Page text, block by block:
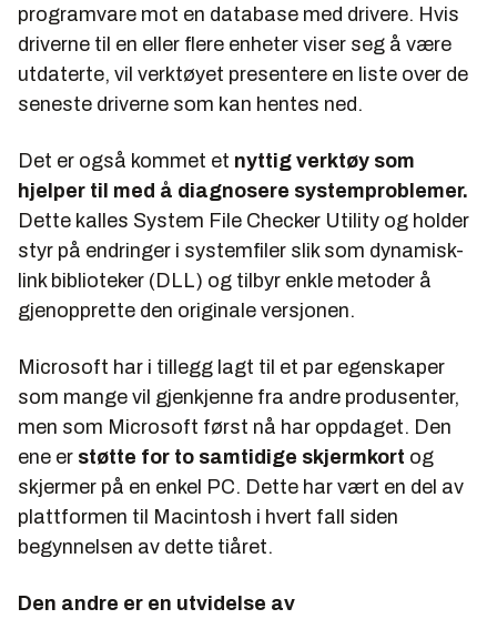
programvare mot en database med drivere. Hvis
driverne til en eller flere enheter viser seg å være
utdaterte, vil verktøyet presentere en liste over de
seneste driverne som kan hentes ned.
Det er også kommet et nyttig verktøy som
hjelper til med å diagnosere systemproblemer.
Dette kalles System File Checker Utility og holder
styr på endringer i systemfiler slik som dynamisk-
link biblioteker (DLL) og tilbyr enkle metoder å
gjenopprette den originale versjonen.
Microsoft har i tillegg lagt til et par egenskaper
som mange vil gjenkjenne fra andre produsenter,
men som Microsoft først nå har oppdaget. Den
ene er støtte for to samtidige skjermkort og
skjermer på en enkel PC. Dette har vært en del av
plattformen til Macintosh i hvert fall siden
begynnelsen av dette tiåret.
Den andre er en utvidelse av